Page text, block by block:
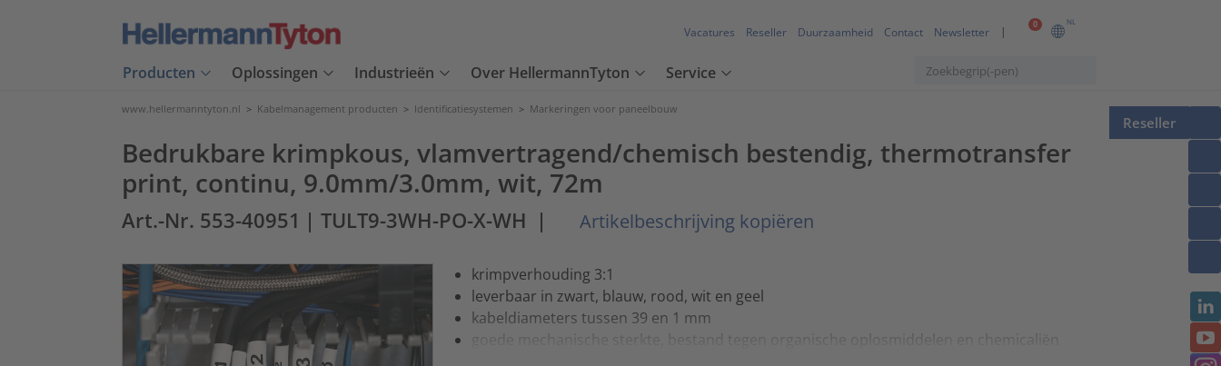
0 NL
Vacatures Reseller Duurzaamheid Contact Newsletter
Producten Oplossingen Industrieën Over HellermannTyton Service
Reseller
www.hellermanntyton.nl > Kabelmanagement producten > Identificatiesystemen > Markeringen voor paneelbouw
Bedrukbare krimpkous, vlamvertragend/chemisch bestendig, thermotransfer
print, continu, 9.0mm/3.0mm, wit, 72m
Art.-Nr. 553-40951 | TULT9-3WH-PO-X-WH | Artikelbeschrijving kopiëren
krimpverhouding 3:1
leverbaar in zwart, blauw, rood, wit en geel
kabeldiameters tussen 39 en 1 mm
goede mechanische sterkte, bestand tegen organische oplosmiddelen en chemicaliën